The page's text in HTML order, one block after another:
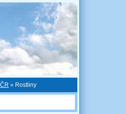
» Rostliny